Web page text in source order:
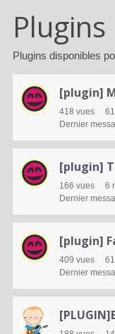
n
Discussions
Activité
Plugins
Plugins disponibles
L
s
t
e
d
e
d
i
s
[plugin]
418 vues 61
Dernier
[plugin]
166 vues 6
Dernier
[plugin]
409 vues 61
Dernier